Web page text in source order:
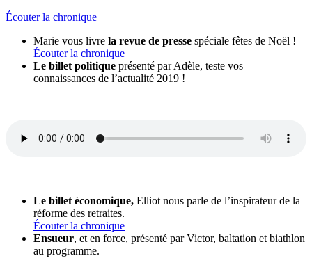
Écouter la chronique
Marie vous livre la revue de presse spéciale fêtes de Noël !
Écouter la chronique
Le billet politique présenté par Adèle, teste vos
connaissances de l’actualité 2019 !
Le billet économique, Elliot nous parle de l’inspirateur de la
réforme des retraites.
Écouter la chronique
Ensueur, et en force, présenté par Victor, baltation et biathlon
au programme.